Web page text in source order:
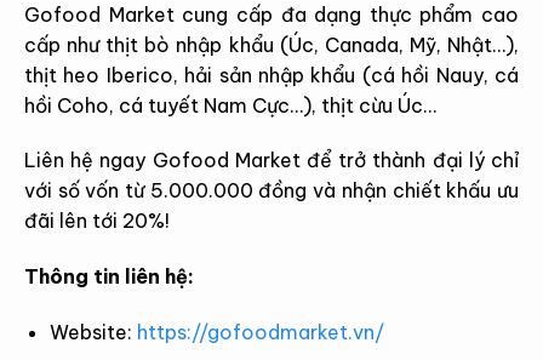
Gofood Market cung cấp đa dạng thực phẩm cao
cấp như thịt bò nhập khẩu (Úc, Canada, Mỹ, Nhật…),
thịt heo Iberico, hải sản nhập khẩu (cá hồi Nauy, cá
hồi Coho, cá tuyết Nam Cực…), thịt cừu Úc…
Liên hệ ngay Gofood Market để trở thành đại lý chỉ
với số vốn từ 5.000.000 đồng và nhận chiết khấu ưu
đãi lên tới 20%!
Thông tin liên hệ:
Website: https://gofoodmarket.vn/